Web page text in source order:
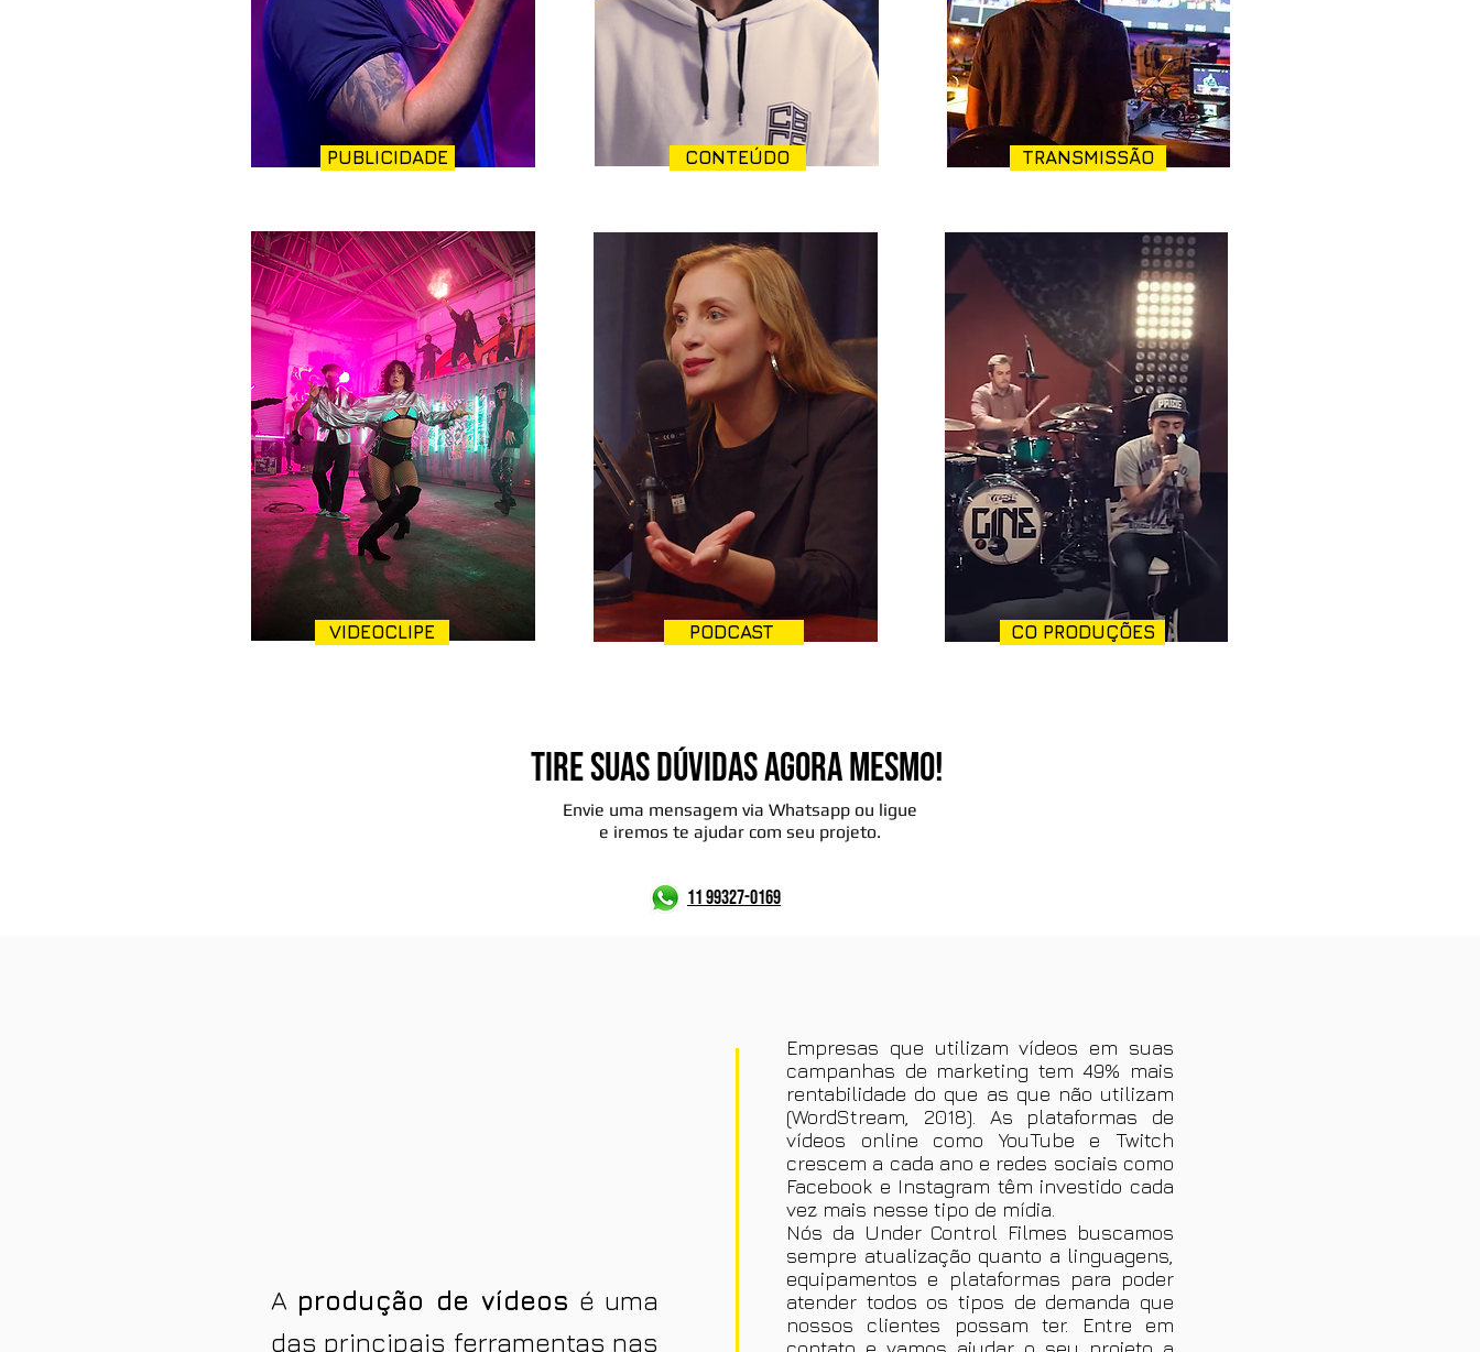
PUBLICIDADE CONTEÚDO
CONTEÚDO TRANSMISSÃO
VIDEOCLIPE CONTEÚDO
PODCAST CO PRODUÇÕES
TIRE SUAS DÚVIDAS AGORA MESMO!
Envie uma mensagem via Whatsapp ou ligue
e iremos te ajudar com seu projeto.
11 99327-0169
A produção de vídeos é uma
das principais ferramentas nas
Empresas que utilizam vídeos em suas
campanhas de marketing tem 49% mais
rentabilidade do que as que não utilizam
(WordStream, 2018). As plataformas de
vídeos online como YouTube e Twitch
crescem a cada ano e redes sociais como
Facebook e Instagram têm investido cada
vez mais nesse tipo de mídia.
Nós da Under Control Filmes buscamos
sempre atualização quanto a linguagens,
equipamentos e plataformas para poder
atender todos os tipos de demanda que
nossos clientes possam ter. Entre em